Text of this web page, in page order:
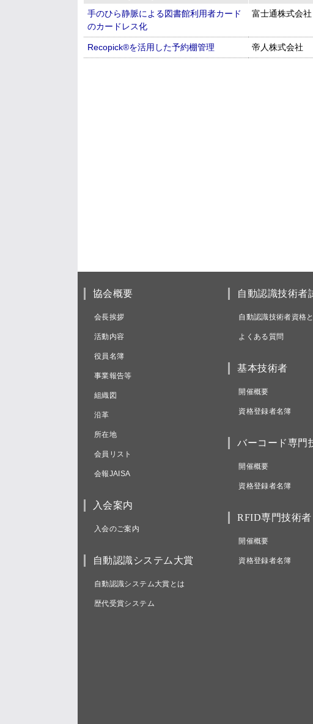
手のひら静脈による図書館利用者カード
のカードレス化
富士通株式会社
Recopick®を活用した予約棚管理 帝人株式会社
協会概要
会長挨拶
活動内容
役員名簿
事業報告等
組織図
沿革
所在地
会員リスト
会報JAISA
入会案内
入会のご案内
自動認識システム大賞
自動認識システム大賞とは
歴代受賞システム
自動認識技術者
自動認識技術者資格
よくある質問
基本技術者
開催概要
資格登録者名簿
バーコード専門
開催概要
資格登録者名簿
RFID専門技術者
開催概要
資格登録者名簿